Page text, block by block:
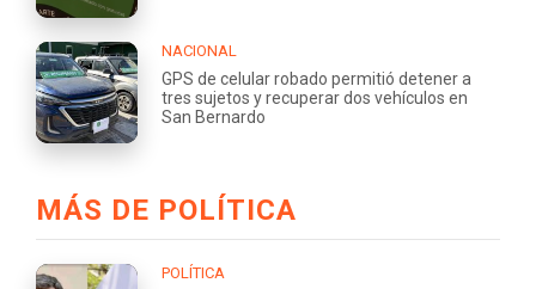
NACIONAL
GPS de celular robado permitió detener a
tres sujetos y recuperar dos vehículos en
San Bernardo
MÁS DE POLÍTICA
POLÍTICA